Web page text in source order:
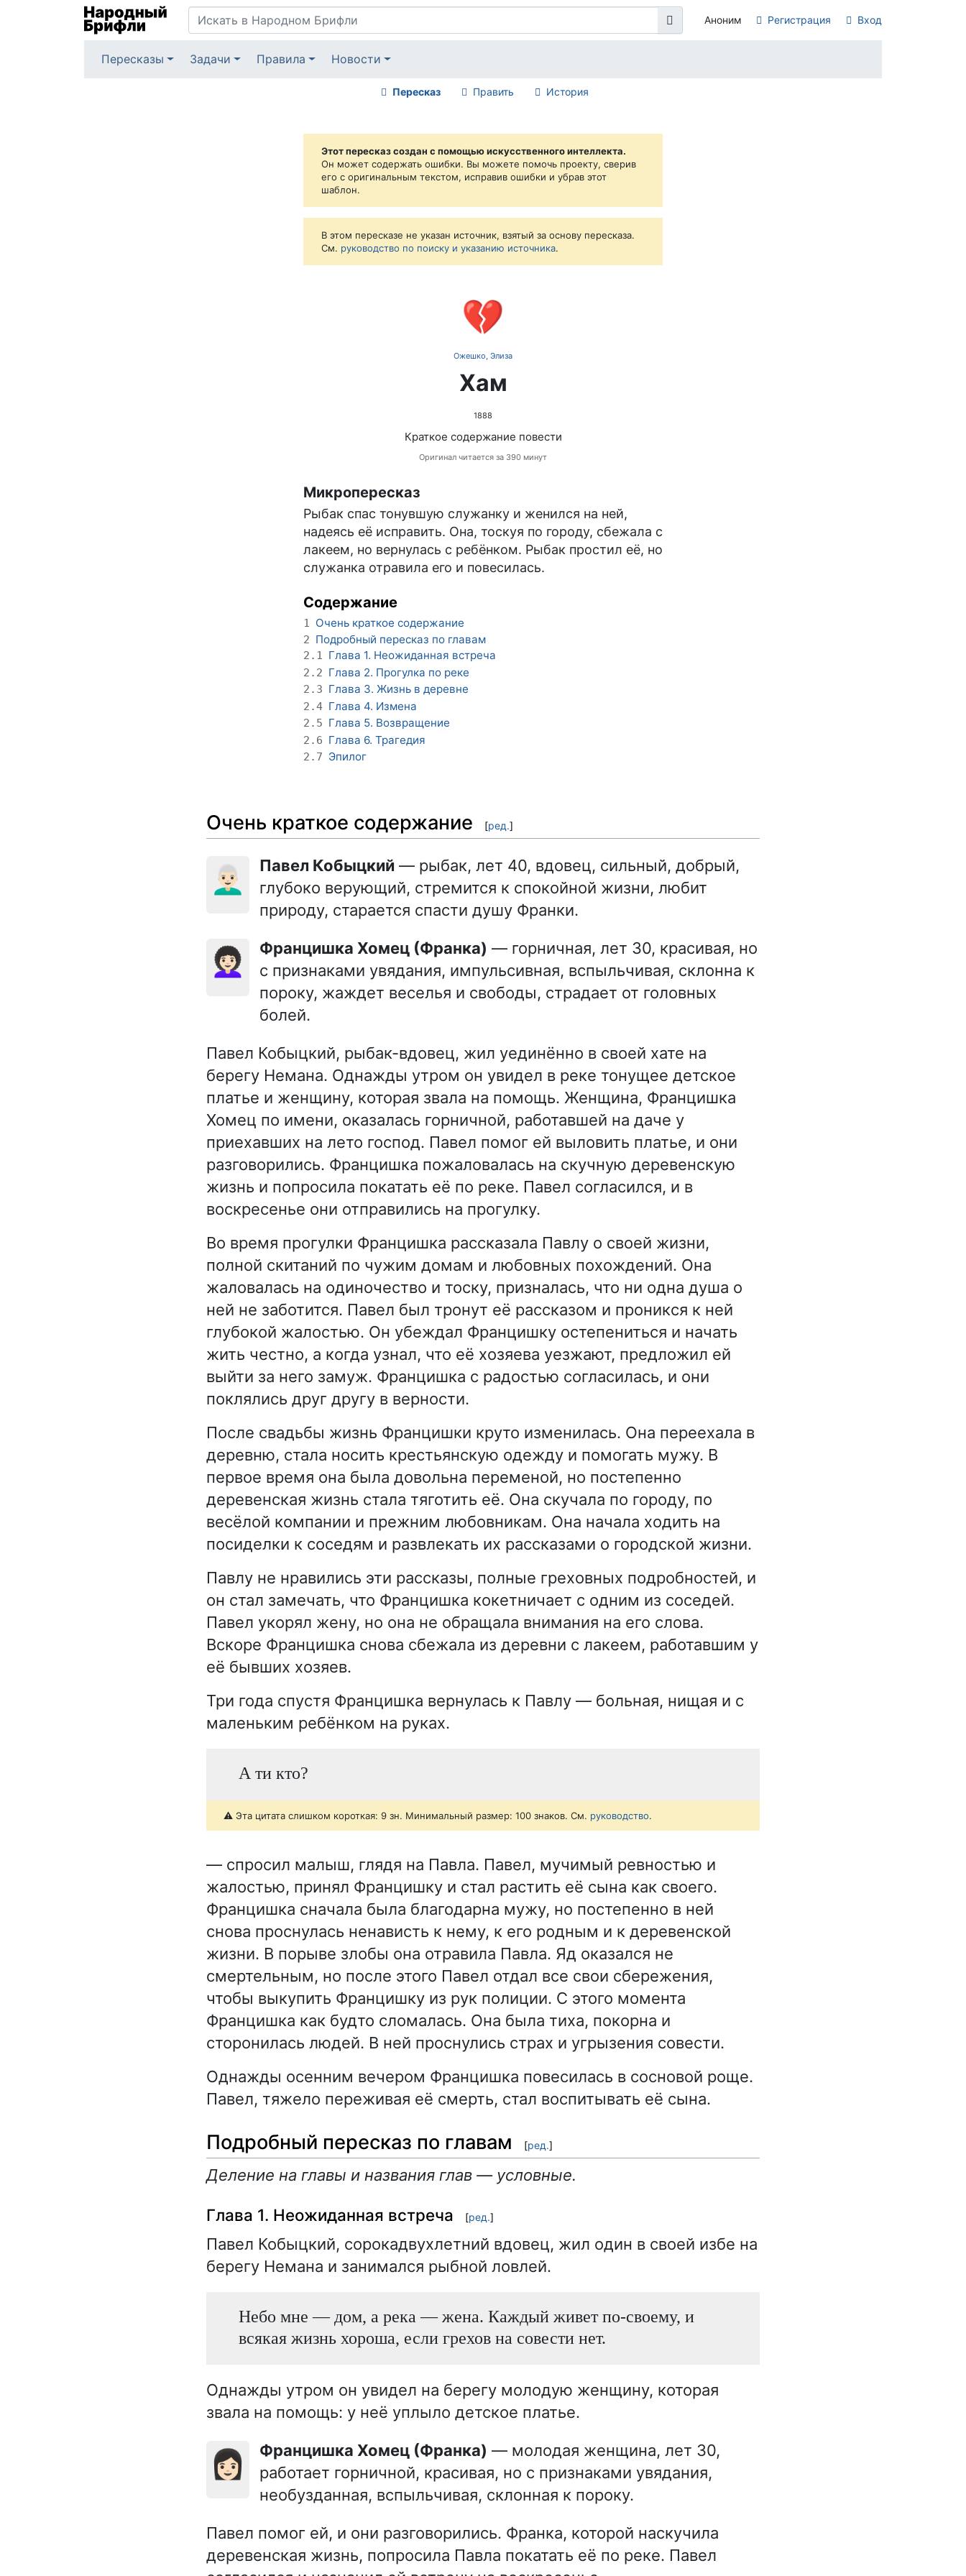
Аноним Регистрация Вход
Пересказы Задачи Правила Новости
Пересказ Править История
Этот пересказ создан с помощью искусственного интеллекта.
Он может содержать ошибки. Вы можете помочь проекту, сверив
его с оригинальным текстом, исправив ошибки и убрав этот
шаблон.
В этом пересказе не указан источник, взятый за основу пересказа.
См. руководство по поиску и указанию источника.
💔
Ожешко, Элиза
Хам
1888
Краткое содержание повести
Оригинал читается за 390 минут
Микропересказ
Рыбак спас тонувшую служанку и женился на ней,
надеясь её исправить. Она, тоскуя по городу, сбежала с
лакеем, но вернулась с ребёнком. Рыбак простил её, но
служанка отравила его и повесилась.
Содержание
1 Очень краткое содержание
2 Подробный пересказ по главам
2.1 Глава 1. Неожиданная встреча
2.2 Глава 2. Прогулка по реке
2.3 Глава 3. Жизнь в деревне
2.4 Глава 4. Измена
2.5 Глава 5. Возвращение
2.6 Глава 6. Трагедия
2.7 Эпилог
Очень краткое содержание [ред.]
👨🏻‍🦳 Павел Кобыцкий — рыбак, лет 40, вдовец, сильный, добрый,
глубоко верующий, стремится к спокойной жизни, любит
природу, старается спасти душу Франки.
👩🏻‍🦱 Францишка Хомец (Франка) — горничная, лет 30, красивая, но
с признаками увядания, импульсивная, вспыльчивая, склонна к
пороку, жаждет веселья и свободы, страдает от головных
болей.
Павел Кобыцкий, рыбак-вдовец, жил уединённо в своей хате на
берегу Немана. Однажды утром он увидел в реке тонущее детское
платье и женщину, которая звала на помощь. Женщина, Францишка
Хомец по имени, оказалась горничной, работавшей на даче у
приехавших на лето господ. Павел помог ей выловить платье, и они
разговорились. Францишка пожаловалась на скучную деревенскую
жизнь и попросила покатать её по реке. Павел согласился, и в
воскресенье они отправились на прогулку.
Во время прогулки Францишка рассказала Павлу о своей жизни,
полной скитаний по чужим домам и любовных похождений. Она
жаловалась на одиночество и тоску, призналась, что ни одна душа о
ней не заботится. Павел был тронут её рассказом и проникся к ней
глубокой жалостью. Он убеждал Францишку остепениться и начать
жить честно, а когда узнал, что её хозяева уезжают, предложил ей
выйти за него замуж. Францишка с радостью согласилась, и они
поклялись друг другу в верности.
После свадьбы жизнь Францишки круто изменилась. Она переехала в
деревню, стала носить крестьянскую одежду и помогать мужу. В
первое время она была довольна переменой, но постепенно
деревенская жизнь стала тяготить её. Она скучала по городу, по
весёлой компании и прежним любовникам. Она начала ходить на
посиделки к соседям и развлекать их рассказами о городской жизни.
Павлу не нравились эти рассказы, полные греховных подробностей, и
он стал замечать, что Францишка кокетничает с одним из соседей.
Павел укорял жену, но она не обращала внимания на его слова.
Вскоре Францишка снова сбежала из деревни с лакеем, работавшим у
её бывших хозяев.
Три года спустя Францишка вернулась к Павлу — больная, нищая и с
маленьким ребёнком на руках.
А ти кто?
⚠️ Эта цитата слишком короткая: 9 зн. Минимальный размер: 100 знаков. См. руководство.
— спросил малыш, глядя на Павла. Павел, мучимый ревностью и
жалостью, принял Францишку и стал растить её сына как своего.
Францишка сначала была благодарна мужу, но постепенно в ней
снова проснулась ненависть к нему, к его родным и к деревенской
жизни. В порыве злобы она отравила Павла. Яд оказался не
смертельным, но после этого Павел отдал все свои сбережения,
чтобы выкупить Францишку из рук полиции. С этого момента
Францишка как будто сломалась. Она была тиха, покорна и
сторонилась людей. В ней проснулись страх и угрызения совести.
Однажды осенним вечером Францишка повесилась в сосновой роще.
Павел, тяжело переживая её смерть, стал воспитывать её сына.
Подробный пересказ по главам [ред.]
Деление на главы и названия глав — условные.
Глава 1. Неожиданная встреча [ред.]
Павел Кобыцкий, сорокадвухлетний вдовец, жил один в своей избе на
берегу Немана и занимался рыбной ловлей.
Небо мне — дом, а река — жена. Каждый живет по-своему, и
всякая жизнь хороша, если грехов на совести нет.
Однажды утром он увидел на берегу молодую женщину, которая
звала на помощь: у неё уплыло детское платье.
👩🏻 Францишка Хомец (Франка) — молодая женщина, лет 30,
работает горничной, красивая, но с признаками увядания,
необузданная, вспыльчивая, склонная к пороку.
Павел помог ей, и они разговорились. Франка, которой наскучила
деревенская жизнь, попросила Павла покатать её по реке. Павел